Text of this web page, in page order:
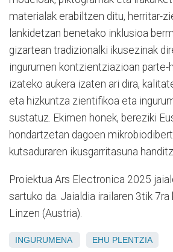
materialak erabiltzen ditu, herritar-
lankidetzan benetako inklusioa
gizartean tradizionalki ikusezinak
ingurumen kontzientziazioan parte-
izateko aukera izaten ari dira,
eta hizkuntza zientifikoa eta
sustatuz. Ekimen honek, bereziki
hondartzetan dagoen
kutsaduraren ikusgarritasuna
Proiektua Ars Electronica 2025
sartuko da. Jaialdia irailaren 3tik
Linzen (Austria).
INGURUMENA EHU PLENTZIA